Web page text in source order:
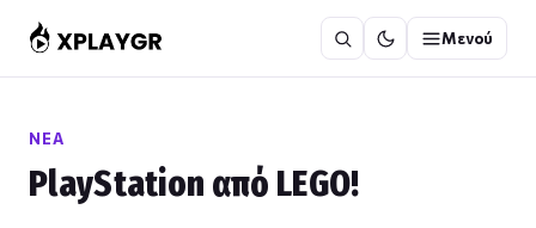
στο
περιεχόμενο
Μενού
ΝΈΑ
PlayStation από LEGO!